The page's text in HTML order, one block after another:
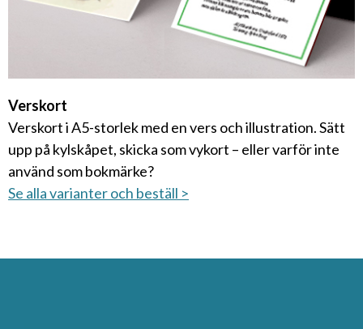
Verskort
Verskort i A5-storlek med en vers och illustration. Sätt
upp på kylskåpet, skicka som vykort – eller varför inte
använd som bokmärke?
Se alla varianter och beställ >